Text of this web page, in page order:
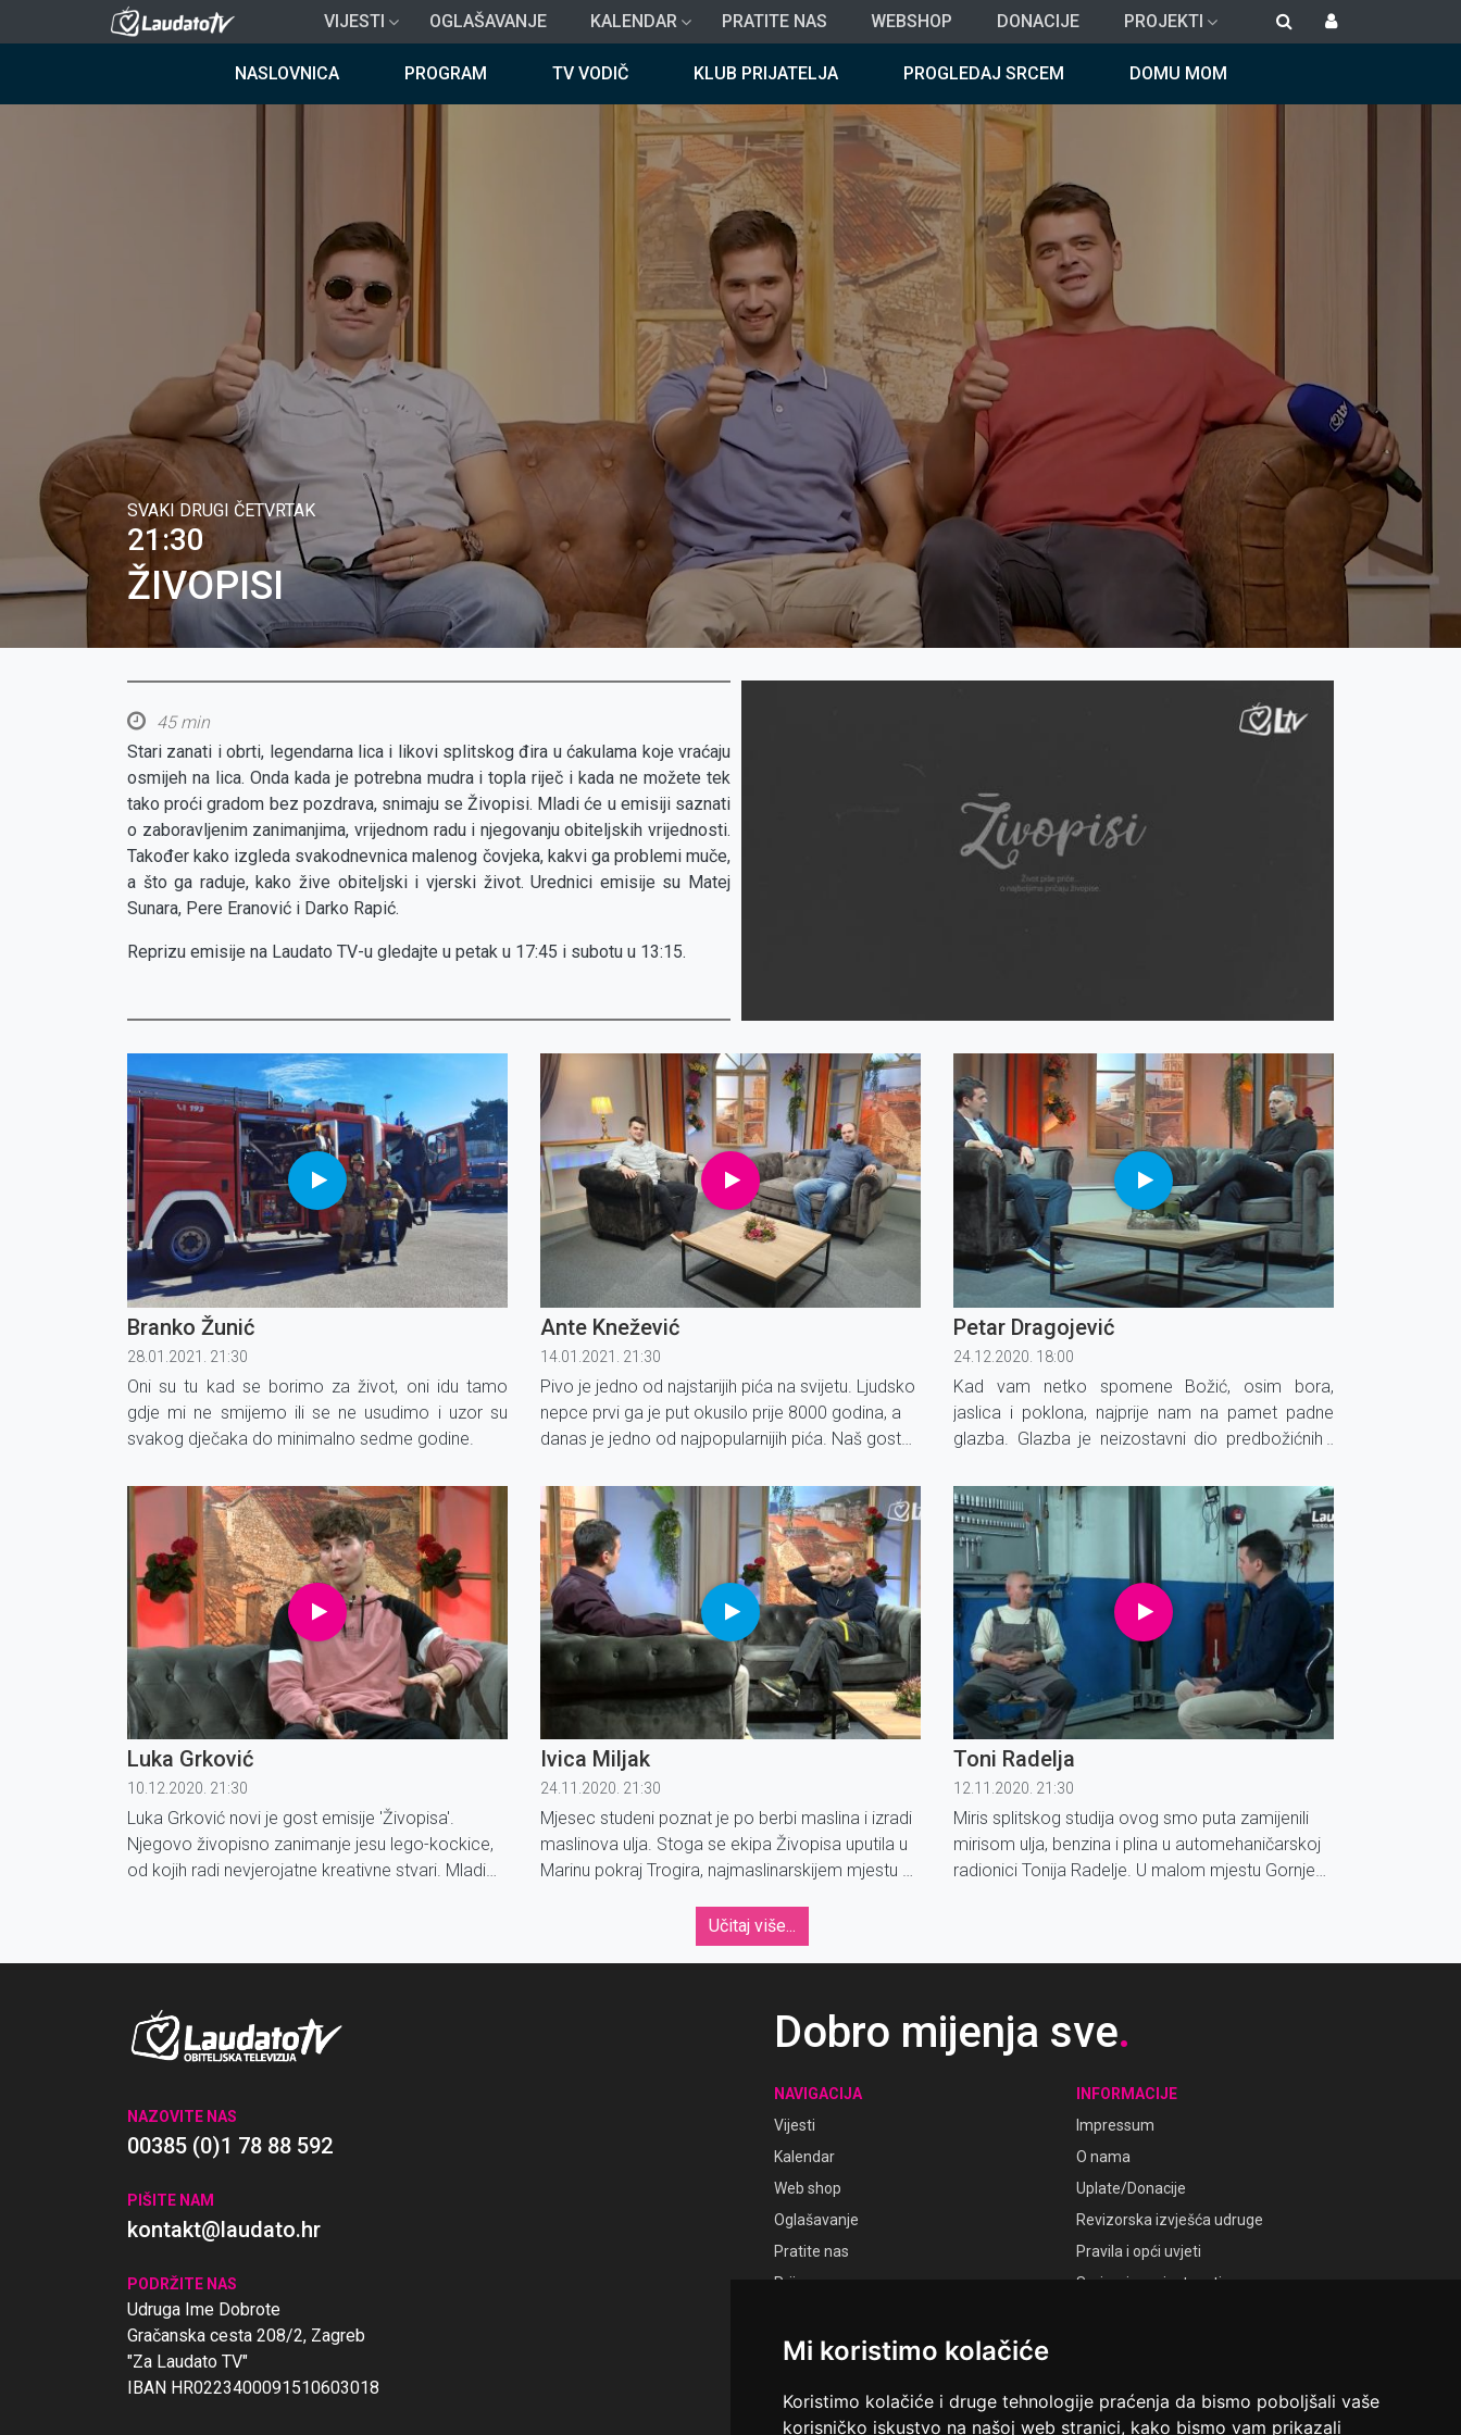
Mi koristimo kolačiće
Koristimo kolačiće i druge tehnologije praćenja da bismo poboljšali vaše
korisničko iskustvo na našoj web stranici, kako bismo vam prikazali
na
VIJESTI OGLAŠAVANJE KALENDAR PRATITE NAS WEBSHOP DONACIJE PROJEKTI
NASLOVNICA PROGRAM TV VODIČ KLUB PRIJATELJA PROGLEDAJ SRCEM DOMU MOM
SVAKI DRUGI ČETVRTAK
21:30
ŽIVOPISI
45 min
Stari zanati i obrti, legendarna lica i likovi splitskog đira u ćakulama koje vraćaju
osmijeh na lica. Onda kada je potrebna mudra i topla riječ i kada ne možete tek
tako proći gradom bez pozdrava, snimaju se Živopisi. Mladi će u emisiji saznati
o zaboravljenim zanimanjima, vrijednom radu i njegovanju obiteljskih vrijednosti.
Također kako izgleda svakodnevnica malenog čovjeka, kakvi ga problemi muče,
a što ga raduje, kako žive obiteljski i vjerski život. Urednici emisije su Matej
Sunara, Pere Eranović i Darko Rapić.
Reprizu emisije na Laudato TV-u gledajte u petak u 17:45 i subotu u 13:15.
Branko Žunić
28.01.2021. 21:30
Oni su tu kad se borimo za život, oni idu tamo
gdje mi ne smijemo ili se ne usudimo i uzor su
svakog dječaka do minimalno sedme godine.
Ante Knežević
14.01.2021. 21:30
Pivo je jedno od najstarijih pića na svijetu. Ljudsko
nepce prvi ga je put okusilo prije 8000 godina, a
danas je jedno od najpopularnijih pića. Naš gost
početi kuhati vlastito pivo i kako je nastao pogon
sa prvim splitskim 'craft' pivom.
Petar Dragojević
24.12.2020. 18:00
Kad vam netko spomene Božić, osim bora,
jaslica i poklona, najprije nam na pamet padne
glazba. Glazba je neizostavni dio predbožićnih i
ugostili poznatog splitskog pjevača i aktivnog
vjernika, Petra Dragojevića.
Luka Grković
10.12.2020. 21:30
Luka Grković novi je gost emisije 'Živopisa'.
Njegovo živopisno zanimanje jesu lego-kockice,
od kojih radi nevjerojatne kreativne stvari. Mladi
Ivica Miljak
24.11.2020. 21:30
Mjesec studeni poznat je po berbi maslina i izradi
maslinova ulja. Stoga se ekipa Živopisa uputila u
Marinu pokraj Trogira, najmaslinarskijem mjestu u
Toni Radelja
12.11.2020. 21:30
Miris splitskog studija ovog smo puta zamijenili
mirisom ulja, benzina i plina u automehaničarskoj
radionici Tonija Radelje. U malom mjestu Gornje
Učitaj više...
NAZOVITE NAS
00385 (0)1 78 88 592
PIŠITE NAM
kontakt@laudato.hr
PODRŽITE NAS
Udruga Ime Dobrote
Gračanska cesta 208/2, Zagreb
"Za Laudato TV"
IBAN HR0223400091510603018
Dobro mijenja sve.
NAVIGACIJA
Vijesti
Kalendar
Web shop
Oglašavanje
Pratite nas
Prijava
INFORMACIJE
Impressum
O nama
Uplate/Donacije
Revizorska izvješća udruge
Pravila i opći uvjeti
Smjernice privatnosti